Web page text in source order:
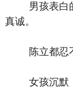
男孩表白的
真诚。
陈立都忍不
女孩沉默，